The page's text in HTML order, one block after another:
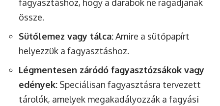
fagyasztáshoz, hogy a darabok ne ragadjanak
össze.
Sütőlemez vagy tálca:Amire a sütőpapírt
helyezzük a fagyasztáshoz.
Légmentesen záródó fagyasztózsákok vagy
edények: Speciálisan fagyasztásra tervezett
tárolók, amelyek megakadályozzák a fagyási